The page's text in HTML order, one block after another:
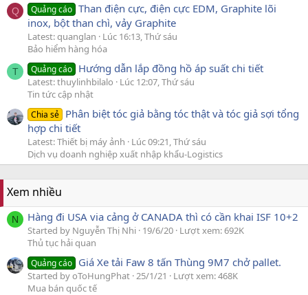
Q Quảng cáo Than điện cực, điện cực EDM, Graphite lõi
inox, bột than chì, vảy Graphite
Latest: quanglan
Lúc 16:13, Thứ sáu
Bảo hiểm hàng hóa
T Quảng cáo Hướng dẫn lắp đồng hồ áp suất chi tiết
Latest: thuylinhbilalo
Lúc 12:07, Thứ sáu
Tin tức cập nhật
Chia sẻ Phân biệt tóc giả bằng tóc thật và tóc giả sợi tổng
hợp chi tiết
Latest: Thiết bị máy ảnh
Lúc 09:21, Thứ sáu
Dịch vụ doanh nghiệp xuất nhập khẩu-Logistics
Xem nhiều
N Hàng đi USA via cảng ở CANADA thì có cần khai ISF 10+2
Started by Nguyễn Thị Nhi 19/6/20 Lượt xem: 692K
Thủ tục hải quan
Quảng cáo Giá Xe tải Faw 8 tấn Thùng 9M7 chở pallet.
Started by oToHungPhat 25/1/21
Lượt xem: 468K
Mua bán quốc tế